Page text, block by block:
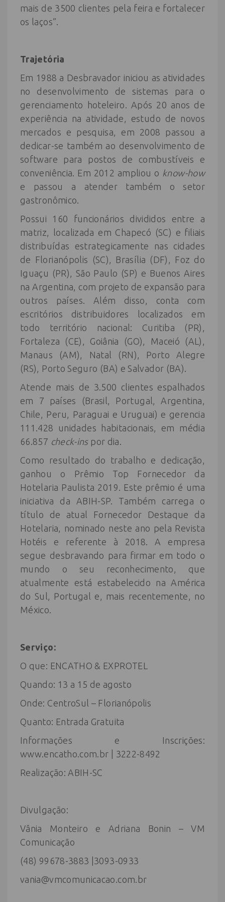
mais de 3500 clientes pela feira e fortalecer
os laços”.
Trajetória
Em 1988 a Desbravador iniciou as atividades
no desenvolvimento de sistemas para o
gerenciamento hoteleiro. Após 20 anos de
experiência na atividade, estudo de novos
mercados e pesquisa, em 2008 passou a
dedicar-se também ao desenvolvimento de
software para postos de combustíveis e
conveniência. Em 2012 ampliou o know-how
e passou a atender também o setor
gastronômico.
Possui 160 funcionários divididos entre a
matriz, localizada em Chapecó (SC) e filiais
distribuídas estrategicamente nas cidades
de Florianópolis (SC), Brasília (DF), Foz do
Iguaçu (PR), São Paulo (SP) e Buenos Aires
na Argentina, com projeto de expansão para
outros países. Além disso, conta com
escritórios distribuidores localizados em
todo território nacional: Curitiba (PR),
Fortaleza (CE), Goiânia (GO), Maceió (AL),
Manaus (AM), Natal (RN), Porto Alegre
(RS), Porto Seguro (BA) e Salvador (BA).
Atende mais de 3.500 clientes espalhados
em 7 países (Brasil, Portugal, Argentina,
Chile, Peru, Paraguai e Uruguai) e gerencia
111.428 unidades habitacionais, em média
66.857 check-inspor dia.
Como resultado do trabalho e dedicação,
ganhou o Prêmio Top Fornecedor da
Hotelaria Paulista 2019. Este prêmio é uma
iniciativa da ABIH-SP. Também carrega o
título de atual Fornecedor Destaque da
Hotelaria, nominado neste ano pela Revista
Hotéis e referente à 2018. A empresa
segue desbravando para firmar em todo o
mundo o seu reconhecimento, que
atualmente está estabelecido na América
do Sul, Portugal e, mais recentemente, no
México.
Serviço:
O que: ENCATHO & EXPROTEL
Quando: 13 a 15 de agosto
Onde: CentroSul – Florianópolis
Quanto: Entrada Gratuita
Informações e Inscrições:
www.encatho.com.br | 3222-8492
Realização: ABIH-SC
Divulgação:
Vânia Monteiro e Adriana Bonin – VM
Comunicação
(48) 99678-3883 |3093-0933
vania@vmcomunicacao.com.br